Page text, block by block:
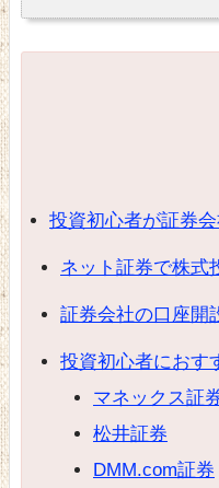
投資初心者が証券
ネット証券で株式
証券会社の口座開
投資初心者におす
マネックス証
松井証券
DMM.com証券